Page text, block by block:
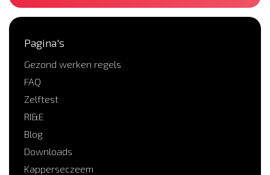
Pagina's
Gezond werken regels
FAQ
Zelftest
RI&E
Blog
Downloads
Kapperseczeem